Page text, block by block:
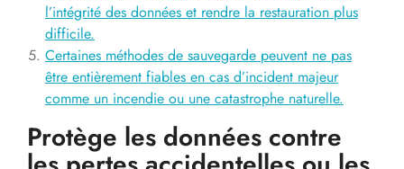
l’intégrité des données et rendre la restauration plus
difficile.
Certaines méthodes de sauvegarde peuvent ne pas
être entièrement fiables en cas d’incident majeur
comme un incendie ou une catastrophe naturelle.
Protège les données contre